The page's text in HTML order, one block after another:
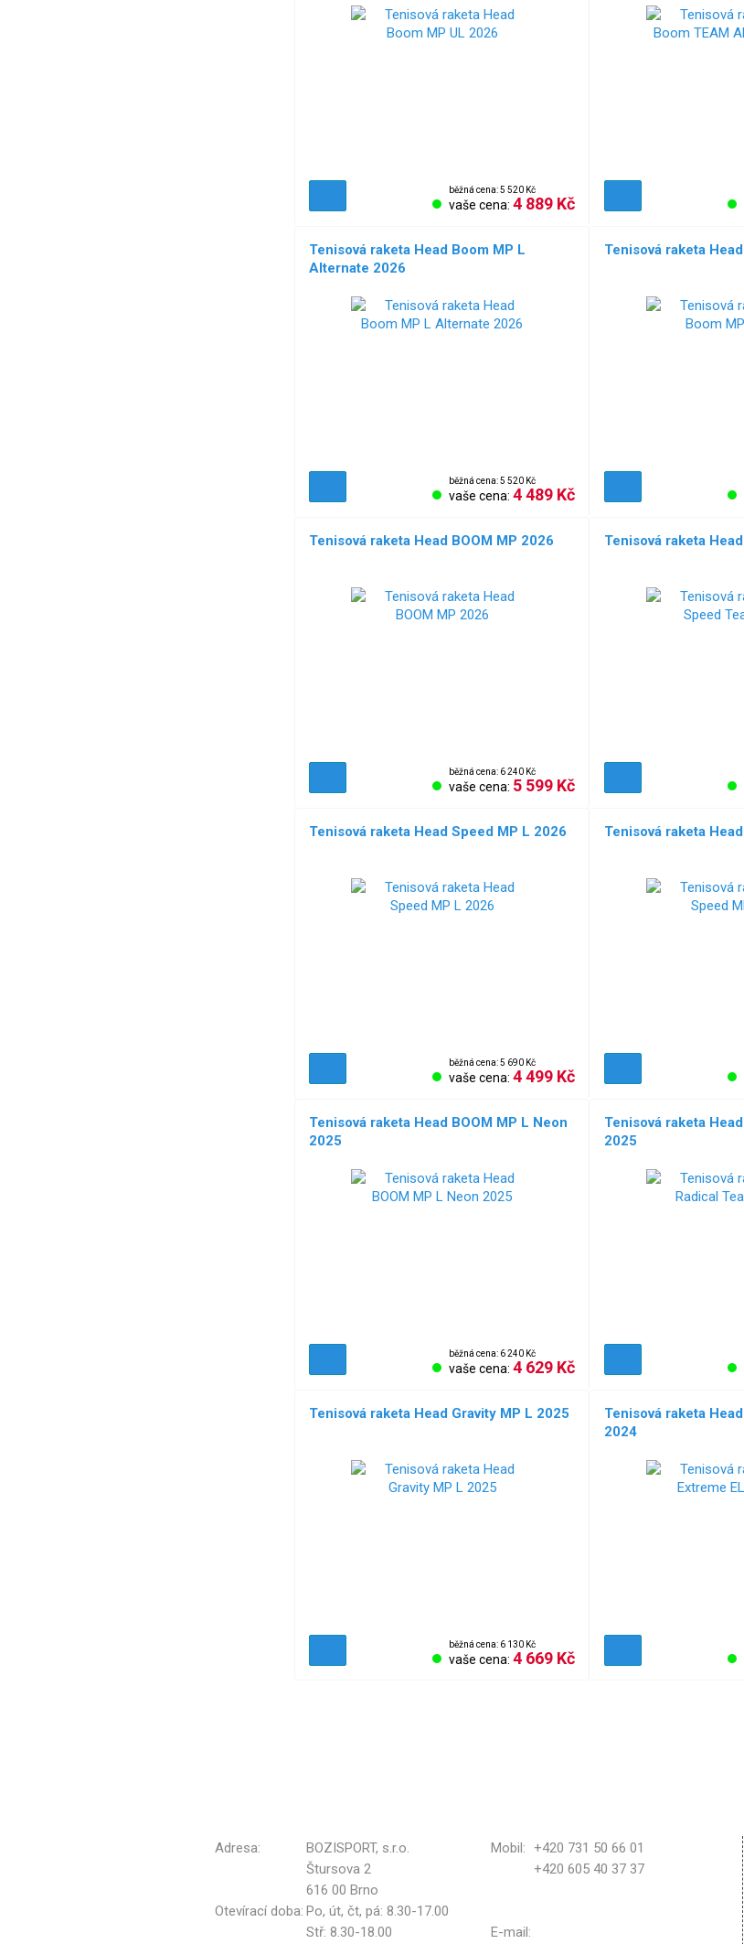
běžná cena: 5 520 Kč
vaše cena: 4 889 Kč
Tenisová raketa Head Boom MP L
Alternate 2026
běžná cena: 5 520 Kč
vaše cena: 4 489 Kč
Tenisová raketa
Tenisová raketa Head BOOM MP 2026
běžná cena: 6 240 Kč
vaše cena: 5 599 Kč
Tenisová raketa
Tenisová raketa Head Speed MP L 2026
běžná cena: 5 690 Kč
vaše cena: 4 499 Kč
Tenisová raketa
Tenisová raketa Head BOOM MP L Neon
2025
běžná cena: 6 240 Kč
vaše cena: 4 629 Kč
Tenisová raketa
2025
Tenisová raketa Head Gravity MP L 2025
běžná cena: 6 130 Kč
vaše cena: 4 669 Kč
Tenisová raketa
2024
Adresa: BOZISPORT, s.r.o. Mobil: +420 731 50 66 01
Štursova 2
+420 605 40 37 37
616 00 Brno
Otevírací doba: Po, út, čt, pá: 8.30-17.00
Stř: 8.30-18.00
E-mail: